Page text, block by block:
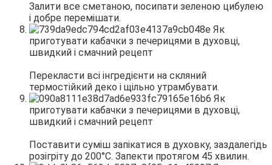
Залити все сметаною, посипати зеленою цибулею
і добре перемішати.
Перекласти всі інгредієнти на скляний
термостійкий деко і щільно утрамбувати.
Поставити суміш запікатися в духовку, заздалегідь
розігріту до 200°С. Запекти протягом 45 хвилин.